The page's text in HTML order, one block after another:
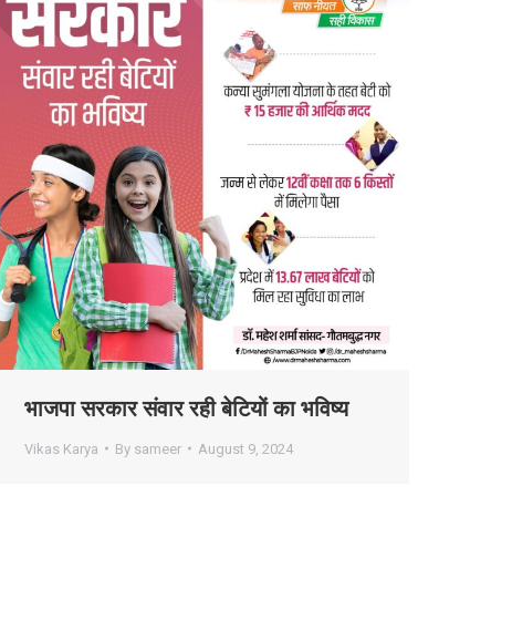
भाजपा सरकार संवार रही बेटियों का भविष्य
Vikas Karya By sameer August 9, 2024